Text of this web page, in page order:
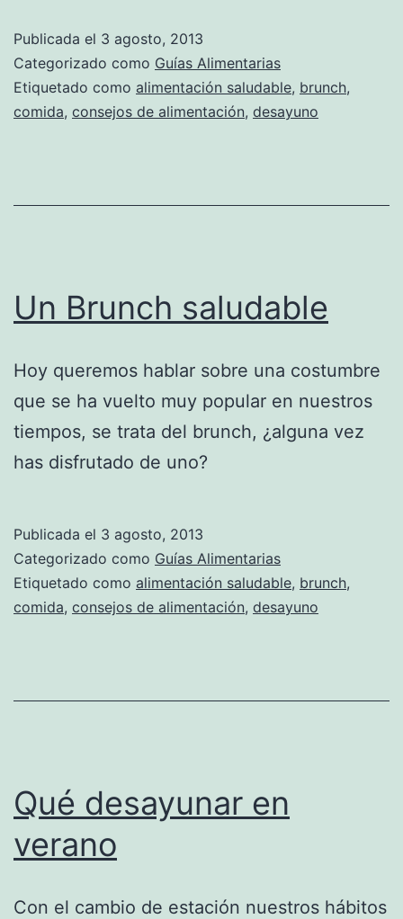
Publicada el 3 agosto, 2013
Categorizado como Guías Alimentarias
Etiquetado como alimentación saludable, brunch,
comida, consejos de alimentación, desayuno
Un Brunch saludable
Hoy queremos hablar sobre una costumbre
que se ha vuelto muy popular en nuestros
tiempos, se trata del brunch, ¿alguna vez
has disfrutado de uno?
Publicada el 3 agosto, 2013
Categorizado como Guías Alimentarias
Etiquetado como alimentación saludable, brunch,
comida, consejos de alimentación, desayuno
Qué desayunar en
verano
Con el cambio de estación nuestros hábitos